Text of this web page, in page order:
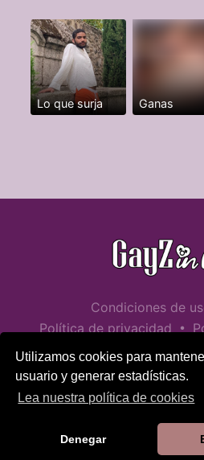
Utilizamos cookies para
usuario y generar estadísticas.
Lea nuestra política de cookies
Denegar
Lo que surja Ganas
Condiciones de
Política de privacidad •
Política de
Ayuda /